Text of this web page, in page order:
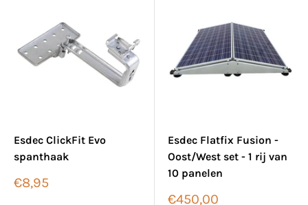
Esdec ClickFit Evo
spanthaak
Verkoopprijs
€8,95
Esdec Flatfix Fusion -
Oost/West set - 1 rij van
10 panelen
Verkoopprijs
€450,00